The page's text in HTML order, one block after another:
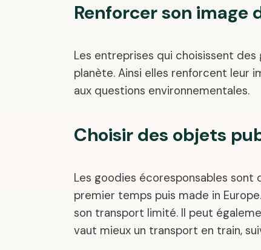
Renforcer son image
Les entreprises qui choisissent
planète. Ainsi elles renforcent leur
aux questions environnementales.
Choisir des objets
Les goodies écoresponsables sont
premier temps puis made in
son transport limité. Il peut
vaut mieux un transport en train,